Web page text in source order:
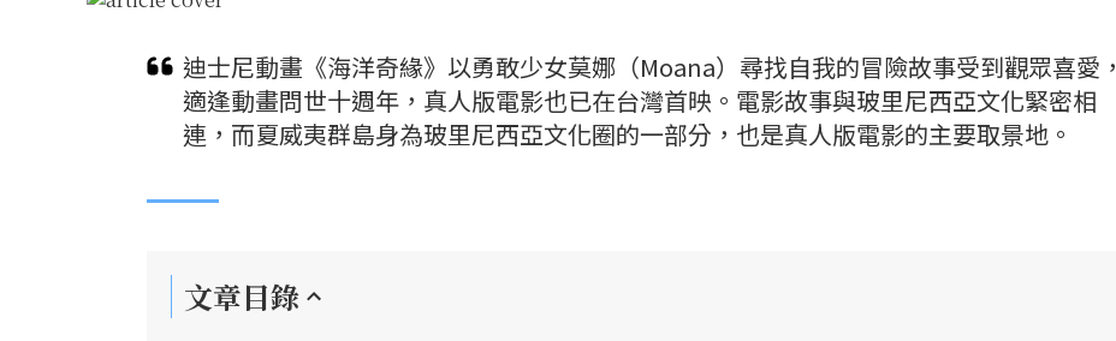
迪士尼動畫《海洋奇緣》以勇敢少女莫娜（Moana）尋找自我的冒險故事受到觀眾喜愛，
適逢動畫問世十週年，真人版電影也已在台灣首映。電影故事與玻里尼西亞文化緊密相
連，而夏威夷群島身為玻里尼西亞文化圈的一部分，也是真人版電影的主要取景地。
文章目錄